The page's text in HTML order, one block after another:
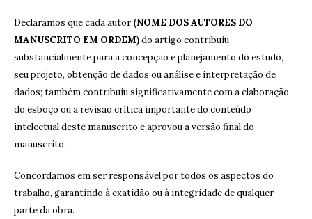
Declaramos que cada autor(NOME DOS AUTORES DO
MANUSCRITO EM ORDEM)do artigo contribuiu
substancialmente para a concepção e planejamento do estudo,
seu projeto, obtenção de dados ou análise e interpretação de
dados; também contribuiu significativamente com a elaboração
do esboço ou a revisão crítica importante do conteúdo
intelectual deste manuscrito e aprovou a versão final do
manuscrito.
Concordamos em ser responsável por todos os aspectos do
trabalho, garantindo à exatidão ou à integridade de qualquer
parte da obra.